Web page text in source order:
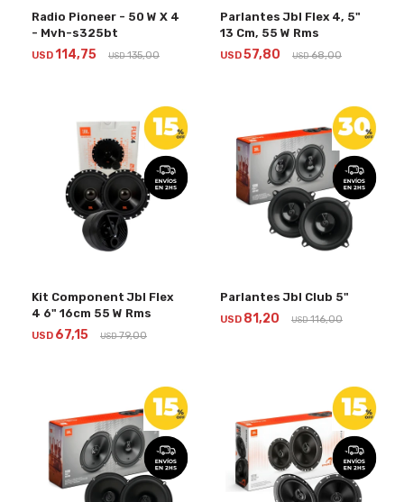
Radio Pioneer - 50 W X 4
- Mvh-s325bt
USD114,75 USD 135,00
Parlantes Jbl Flex 4, 5"
13 Cm, 55 W Rms
USD57,80 USD 68,00
Kit Component Jbl Flex
4 6" 16cm 55 W Rms
USD 67,15 USD 79,00
Parlantes Jbl Club 5"
USD 81,20 USD 116,00